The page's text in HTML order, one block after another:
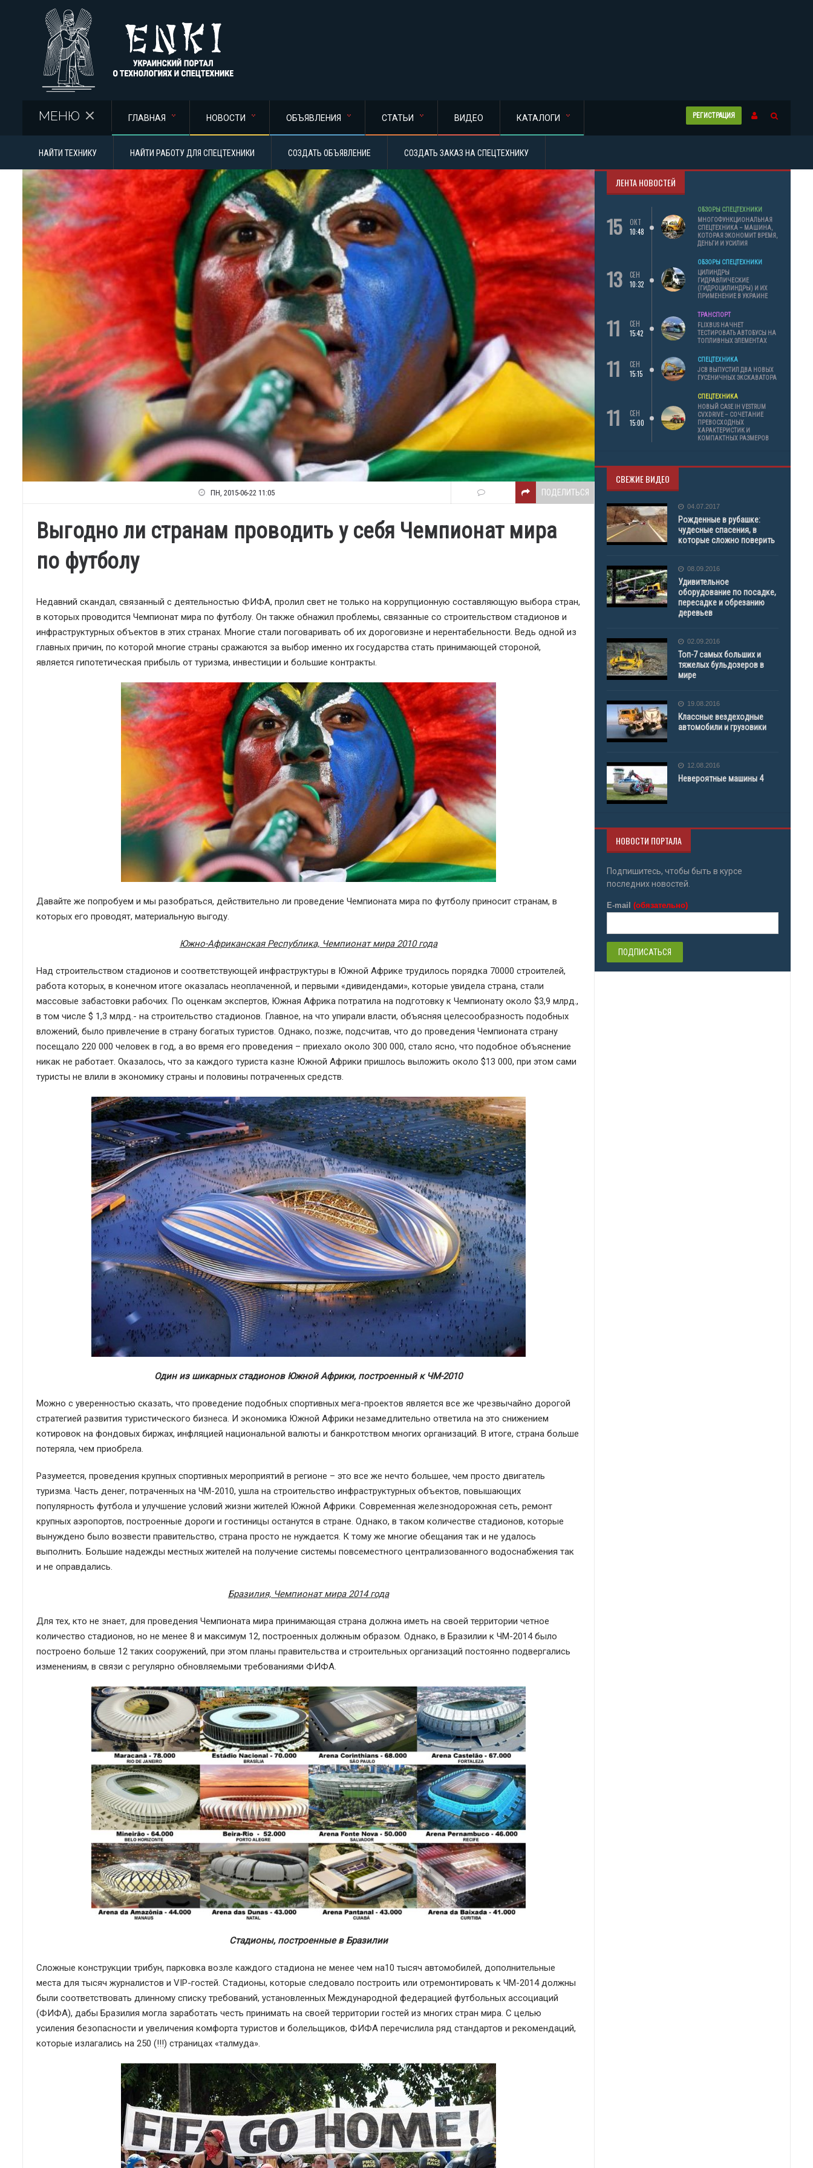
РЕГИСТРАЦИЯ
МЕНЮ ГЛАВНАЯ НОВОСТИ ОБЪЯВЛЕНИЯ СТАТЬИ ВИДЕО КАТАЛОГИ
НАЙТИ ТЕХНИКУ НАЙТИ РАБОТУ ДЛЯ СПЕЦТЕХНИКИ СОЗДАТЬ ОБЪЯВЛЕНИЕ СОЗДАТЬ ЗАКАЗ НА СПЕЦТЕХНИКУ
ПН, 2015-06-22 11:05 ПОДЕЛИТЬСЯ
Выгодно ли странам проводить у себя Чемпионат мира
по футболу
Недавний скандал, связанный с деятельностью ФИФА, пролил свет не только на коррупционную составляющую выбора стран,
в которых проводится Чемпионат мира по футболу. Он также обнажил проблемы, связанные со строительством стадионов и
инфраструктурных объектов в этих странах. Многие стали поговаривать об их дороговизне и нерентабельности. Ведь одной из
главных причин, по которой многие страны сражаются за выбор именно их государства стать принимающей стороной,
является гипотетическая прибыль от туризма, инвестиции и большие контракты.
Давайте же попробуем и мы разобраться, действительно ли проведение Чемпионата мира по футболу приносит странам, в
которых его проводят, материальную выгоду.
Южно-Африканская Республика, Чемпионат мира 2010 года
Над строительством стадионов и соответствующей инфраструктуры в Южной Африке трудилось порядка 70000 строителей,
работа которых, в конечном итоге оказалась неоплаченной, и первыми «дивидендами», которые увидела страна, стали
массовые забастовки рабочих. По оценкам экспертов, Южная Африка потратила на подготовку к Чемпионату около $3,9 млрд.,
в том числе $ 1,3 млрд.- на строительство стадионов. Главное, на что упирали власти, объясняя целесообразность подобных
вложений, было привлечение в страну богатых туристов. Однако, позже, подсчитав, что до проведения Чемпионата страну
посещало 220 000 человек в год, а во время его проведения – приехало около 300 000, стало ясно, что подобное объяснение
никак не работает. Оказалось, что за каждого туриста казне Южной Африки пришлось выложить около $13 000, при этом сами
туристы не влили в экономику страны и половины потраченных средств.
Один из шикарных стадионов Южной Африки, построенный к ЧМ-2010
Можно с уверенностью сказать, что проведение подобных спортивных мега-проектов является все же чрезвычайно дорогой
стратегией развития туристического бизнеса. И экономика Южной Африки незамедлительно ответила на это снижением
котировок на фондовых биржах, инфляцией национальной валюты и банкротством многих организаций. В итоге, страна больше
потеряла, чем приобрела.
Разумеется, проведения крупных спортивных мероприятий в регионе – это все же нечто большее, чем просто двигатель
туризма. Часть денег, потраченных на ЧМ-2010, ушла на строительство инфраструктурных объектов, повышающих
популярность футбола и улучшение условий жизни жителей Южной Африки. Современная железнодорожная сеть, ремонт
крупных аэропортов, ​​построенные дороги и гостиницы останутся в стране. Однако, в таком количестве стадионов, которые
вынуждено было возвести правительство, страна просто не нуждается. К тому же многие обещания так и не удалось
выполнить. Большие надежды местных жителей на получение системы повсеместного централизованного водоснабжения так
и не оправдались.
Бразилия, Чемпионат мира 2014 года
Для тех, кто не знает, для проведения Чемпионата мира принимающая страна должна иметь на своей территории четное
количество стадионов, но не менее 8 и максимум 12, построенных должным образом. Однако, в Бразилии к ЧМ-2014 было
построено больше 12 таких сооружений, при этом планы правительства и строительных организаций постоянно подвергались
изменениям, в связи с регулярно обновляемыми требованиями ФИФА.
Стадионы, построенные в Бразилии
Сложные конструкции трибун, парковка возле каждого стадиона не менее чем на10 тысяч автомобилей, дополнительные
места для тысяч журналистов и VIP-гостей. Стадионы, которые следовало построить или отремонтировать к ЧМ-2014 должны
были соответствовать длинному списку требований, установленных Международной федерацией футбольных ассоциаций
(ФИФА), дабы Бразилия могла заработать честь принимать на своей территории гостей из многих стран мира. С целью
усиления безопасности и увеличения комфорта туристов и болельщиков, ФИФА перечислила ряд стандартов и рекомендаций,
которые излагались на 250 (!!!) страницах «талмуда».
ЛЕНТА НОВОСТЕЙ
15
ОКТ
10:48
ОБЗОРЫ СПЕЦТЕХНИКИ
МНОГОФУНКЦИОНАЛЬНАЯ
СПЕЦТЕХНИКА – МАШИНА,
КОТОРАЯ ЭКОНОМИТ ВРЕМЯ,
ДЕНЬГИ И УСИЛИЯ
13
СЕН
10:32
ОБЗОРЫ СПЕЦТЕХНИКИ
ЦИЛИНДРЫ
ГИДРАВЛИЧЕСКИЕ
(ГИДРОЦИЛИНДРЫ) И ИХ
ПРИМЕНЕНИЕ В УКРАИНЕ
11
СЕН
15:42
ТРАНСПОРТ
FLIXBUS НАЧНЕТ
ТЕСТИРОВАТЬ АВТОБУСЫ НА
ТОПЛИВНЫХ ЭЛЕМЕНТАХ
11
СЕН
15:15
СПЕЦТЕХНИКА
JCB ВЫПУСТИЛ ДВА НОВЫХ
ГУСЕНИЧНЫХ ЭКСКАВАТОРА
11
СЕН
15:00
СПЕЦТЕХНИКА
НОВЫЙ CASE IH VESTRUM
CVXDRIVE – СОЧЕТАНИЕ
ПРЕВОСХОДНЫХ
ХАРАКТЕРИСТИК И
КОМПАКТНЫХ РАЗМЕРОВ
СВЕЖИЕ ВИДЕО
04.07.2017
Рожденные в рубашке:
чудесные спасения, в
которые сложно поверить
08.09.2016
Удивительное
оборудование по посадке,
пересадке и обрезанию
деревьев
02.09.2016
Топ-7 самых больших и
тяжелых бульдозеров в
мире
19.08.2016
Классные вездеходные
автомобили и грузовики
12.08.2016
Невероятные машины 4
НОВОСТИ ПОРТАЛА
Подпишитесь, чтобы быть в курсе
последних новостей.
E-mail (обязательно)